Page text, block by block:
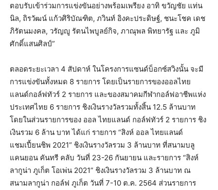
ตอบรับเข้าร่วมการแข่งขันอย่างพร้อมเพรียง อาทิ ขวัญชัย แท่น
นิล, ถิรวัฒน์ แก้วศิริบัณฑิต, ภวินท์ อิงคะประดิษฐ์, ชนะโชค เดช
ภิรัตนมงคล, วรัญญู รัตนไพบูลย์กิจ, ภาณุพล พิทยารัฐ และ ภูมิ
ศักดิ์แสนศิลป์”
ตลอดระยะเวลา 4 สัปดาห์ ในโครงการแซนด์บ็อกซ์สวิงนั้น จะมี
การแข่งขันทั้งหมด 8 รายการ โดยเป็นรายการของออลไทย
แลนด์กอล์ฟทัวร์ 2 รายการ และของสมาคมกีฬากอล์ฟอาชีพแห่ง
ประเทศไทย 6 รายการ ชิงเงินรางวัลรวมทั้งสิ้น 12.5 ล้านบาท
โดยในส่วนรายการของ ออล ไทยแลนด์ กอล์ฟทัวร์ 2 รายการ ชิง
เงินรวม 6 ล้าน บาท ได้แก่ รายการ “สิงห์ ออล ไทยแลนด์
แชมเปี้ยนชิพ 2021” ชิงเงินรางวัลรวม 3 ล้านบาท ที่สนามบลู
แคนยอน คันทรี คลับ วันที่ 23-26 กันยายน และรายการ “สิงห์
ลากูน่า ภูเก็ต โอเพ่น 2021” ชิงเงินรางวัลรวม 3 ล้านบาท ณ
สนามลากูน่า กอล์ฟ ภูเก็ต วันที่ 7-10 ต.ค. 2564 ส่วนรายการ